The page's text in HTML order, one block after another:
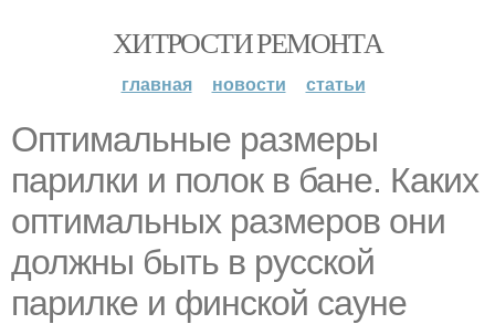
ХИТРОСТИ РЕМОНТА
главная новости статьи
Оптимальные размеры
парилки и полок в бане. Каких
оптимальных размеров они
должны быть в русской
парилке и финской сауне